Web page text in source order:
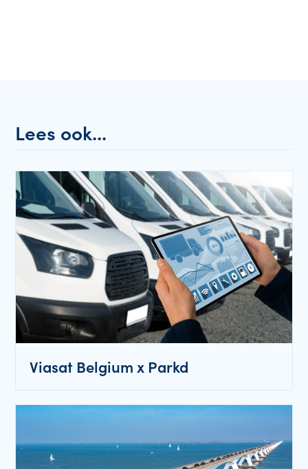
Lees ook...
Viasat Belgium x Parkd